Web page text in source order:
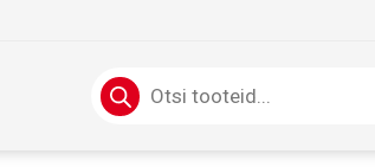
Products
search